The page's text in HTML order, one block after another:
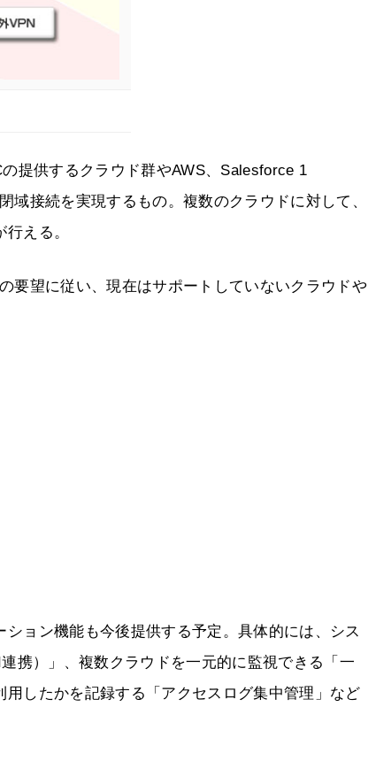
提供するクラウド群やAWS、Salesforce 1
接続を実現するもの。複数のクラウドに対して、
える。
要望に従い、現在はサポートしていないクラウドや
ョン機能も今後提供する予定。具体的には、シス
携）」、複数クラウドを一元的に監視できる「一
したかを記録する「アクセスログ集中管理」など